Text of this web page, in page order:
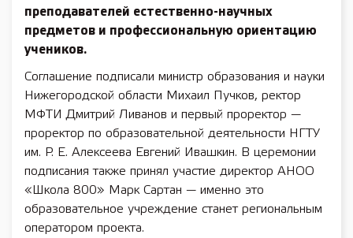
преподавателей естественно-научных
предметов и профессиональную ориентацию
учеников.
Соглашение подписали министр образования и науки
Нижегородской области Михаил Пучков, ректор
МФТИ Дмитрий Ливанов и первый проректор —
проректор по образовательной деятельности НГТУ
им. Р. Е. Алексеева Евгений Ивашкин. В церемонии
подписания также принял участие директор АНОО
«Школа 800» Марк Сартан — именно это
образовательное учреждение станет региональным
оператором проекта.